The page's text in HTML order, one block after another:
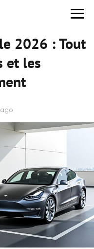
2026 : Tout
et les